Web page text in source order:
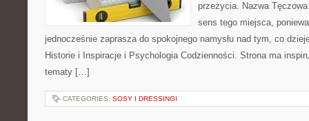
przeżycia. Nazwa
sens tego miejsca,
jednocześnie zaprasza do spokojnego namysłu nad tym, co
Historie i Inspiracje i Psychologia Codzienności. Strona ma
tematy […]
CATEGORIES: SOSY I DRESSINGI